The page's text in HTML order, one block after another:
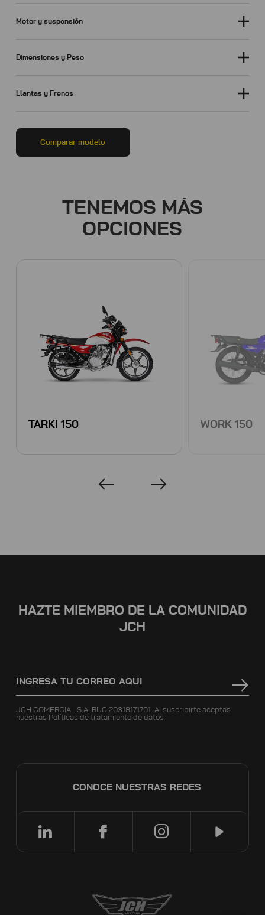
Motor y suspensión
Dimensiones y Peso
Llantas y Frenos
Comparar modelo
TENEMOS MÁS
OPCIONES
TARKI 150 WORK 150
HAZTE MIEMBRO DE LA COMUNIDAD
JCH
JCH COMERCIAL S.A. RUC 20318171701. Al suscribirte aceptas
nuestras Políticas de tratamiento de datos
CONOCE NUESTRAS REDES